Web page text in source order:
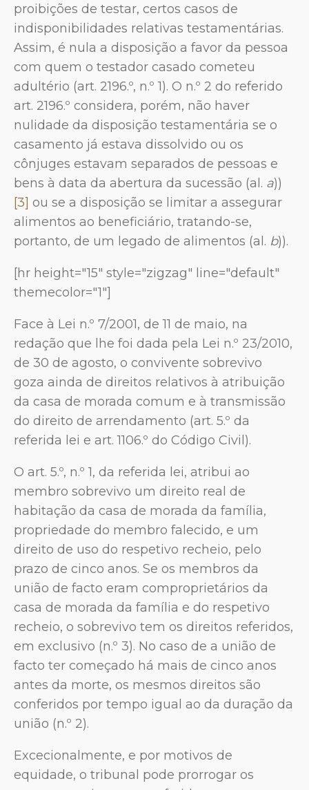
proibições de testar, certos casos de
indisponibilidades relativas testamentárias.
Assim, é nula a disposição a favor da pessoa
com quem o testador casado cometeu
adultério (art. 2196.º, n.º 1). O n.º 2 do referido
art. 2196.º considera, porém, não haver
nulidade da disposição testamentária se o
casamento já estava dissolvido ou os
cônjuges estavam separados de pessoas e
bens à data da abertura da sucessão (al. a))
[3] ou se a disposição se limitar a assegurar
alimentos ao beneficiário, tratando-se,
portanto, de um legado de alimentos (al. b)).
[hr height="15" style="zigzag" line="default"
themecolor="1"]
Face à Lei n.º 7/2001, de 11 de maio, na
redação que lhe foi dada pela Lei n.º 23/2010,
de 30 de agosto, o convivente sobrevivo
goza ainda de direitos relativos à atribuição
da casa de morada comum e à transmissão
do direito de arrendamento (art. 5.º da
referida lei e art. 1106.º do Código Civil).
O art. 5.º, n.º 1, da referida lei, atribui ao
membro sobrevivo um direito real de
habitação da casa de morada da família,
propriedade do membro falecido, e um
direito de uso do respetivo recheio, pelo
prazo de cinco anos. Se os membros da
união de facto eram comproprietários da
casa de morada da família e do respetivo
recheio, o sobrevivo tem os direitos referidos,
em exclusivo (n.º 3). No caso de a união de
facto ter começado há mais de cinco anos
antes da morte, os mesmos direitos são
conferidos por tempo igual ao da duração da
união (n.º 2).
Excecionalmente, e por motivos de
equidade, o tribunal pode prorrogar os